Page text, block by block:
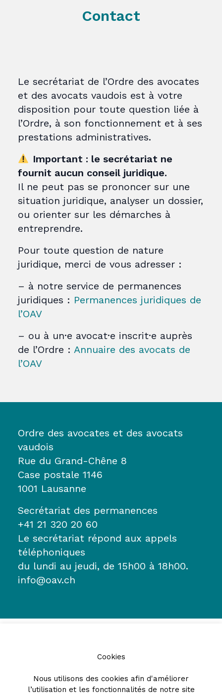
Contact
Le secrétariat de l’Ordre des avocates
et des avocats vaudois est à votre
disposition pour toute question liée à
l’Ordre, à son fonctionnement et à ses
prestations administratives.
Important : le secrétariat ne
fournit aucun conseil juridique.
Il ne peut pas se prononcer sur une
situation juridique, analyser un dossier,
ou orienter sur les démarches à
entreprendre.
Pour toute question de nature
juridique, merci de vous adresser :
– à notre service de permanences
juridiques : Permanences juridiques de
l’OAV
– ou à un·e avocat·e inscrit·e auprès
de l’Ordre : Annuaire des avocats de
l’OAV
Ordre des avocates et des avocats
vaudois
Rue du Grand-Chêne 8
Case postale 1146
1001 Lausanne
Secrétariat des permanences
+41 21 320 20 60
Le secrétariat répond aux appels
téléphoniques
du lundi au jeudi, de 15h00 à 18h00.
info@oav.ch
Partenaires
Cookies
Nous utilisons des cookies afin d'améliorer
l’utilisation et les fonctionnalités de notre site